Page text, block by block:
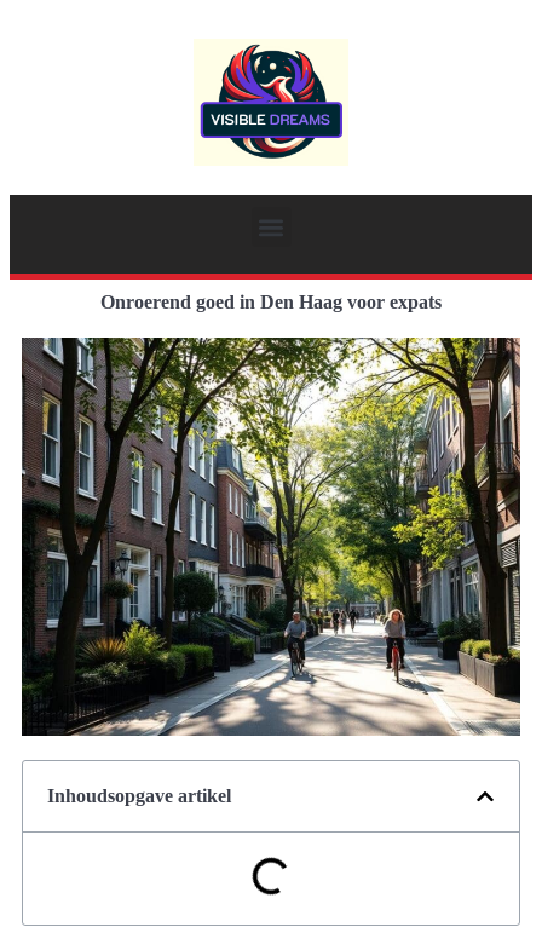
Onroerend goed in Den Haag voor expats
Inhoudsopgave artikel